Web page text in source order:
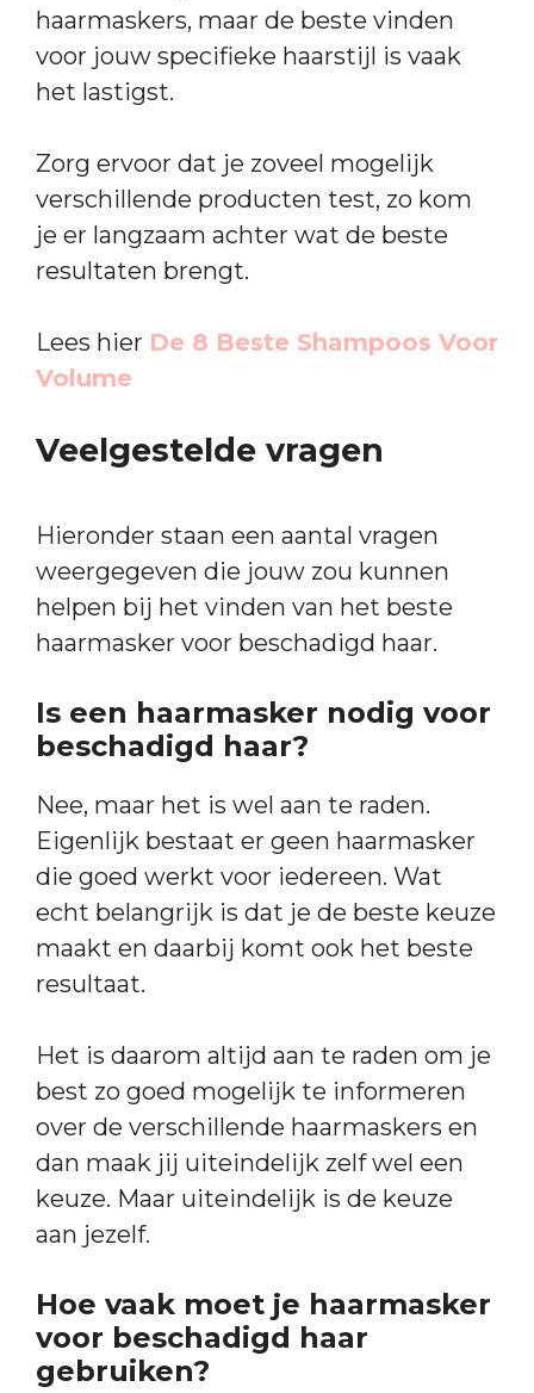
haarmaskers, maar de beste vinden
voor jouw specifieke haarstijl is vaak
het lastigst.
Zorg ervoor dat je zoveel mogelijk
verschillende producten test, zo kom
je er langzaam achter wat de beste
resultaten brengt.
Lees hier De 8 Beste Shampoos Voor
Volume
Veelgestelde vragen
Hieronder staan een aantal vragen
weergegeven die jouw zou kunnen
helpen bij het vinden van het beste
haarmasker voor beschadigd haar.
Is een haarmasker nodig voor
beschadigd haar?
Nee, maar het is wel aan te raden.
Eigenlijk bestaat er geen haarmasker
die goed werkt voor iedereen. Wat
echt belangrijk is dat je de beste keuze
maakt en daarbij komt ook het beste
resultaat.
Het is daarom altijd aan te raden om je
best zo goed mogelijk te informeren
over de verschillende haarmaskers en
dan maak jij uiteindelijk zelf wel een
keuze. Maar uiteindelijk is de keuze
aan jezelf.
Hoe vaak moet je haarmasker
voor beschadigd haar
gebruiken?